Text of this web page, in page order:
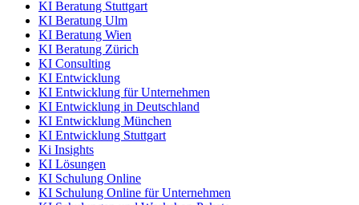
KI Beratung Stuttgart
KI Beratung Ulm
KI Beratung Wien
KI Beratung Zürich
KI Consulting
KI Entwicklung
KI Entwicklung für Unternehmen
KI Entwicklung in Deutschland
KI Entwicklung München
KI Entwicklung Stuttgart
Ki Insights
KI Lösungen
KI Schulung Online
KI Schulung Online für Unternehmen